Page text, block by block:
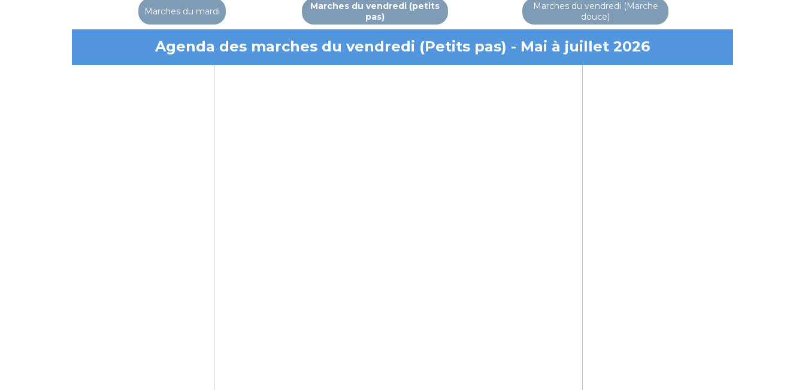
Marches du mardi
Marches du vendredi (petits
pas)
Marches du vendredi (Marche
douce)
Agenda des marches du vendredi (Petits pas) - Mai à juillet 2026